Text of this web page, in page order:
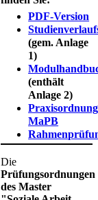
PDF-Version
(gem. Anlage
1)
(enthält
Anlage 2)
Praxisordnung
MaPB
Die
Prüfungsordnungen
des Master